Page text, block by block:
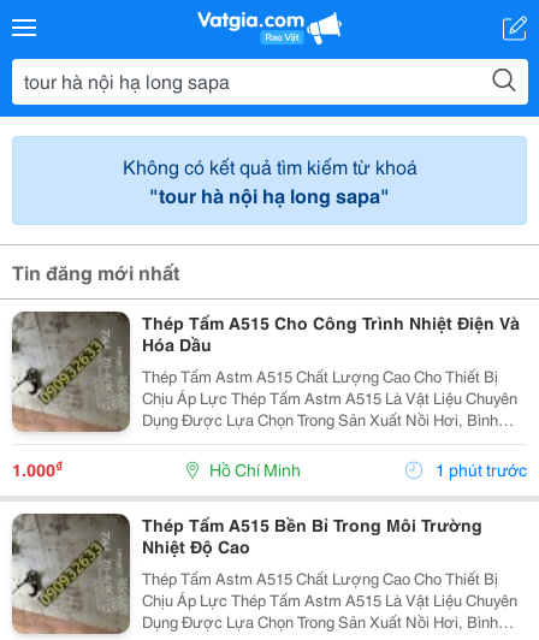
Không có kết quả tìm kiếm từ khoá
"tour hà nội hạ long sapa"
Tin đăng mới nhất
Thép Tấm A515 Cho Công Trình Nhiệt Điện Và
Hóa Dầu
Thép Tấm Astm A515 Chất Lượng Cao Cho Thiết Bị
Chịu Áp Lực Thép Tấm Astm A515 Là Vật Liệu Chuyên
Dụng Được Lựa Chọn Trong Sản Xuất Nồi Hơi, Bình
Chịu Áp, Bồn Chứa Công Nghiệp Và Các Thiết Bị Làm
Việc Ở Nhiệt Độ Cao. Với Khả Năng Chịu Áp Lực Tốt,
1.000₫ Hồ Chí Minh 1 phút trước
Thép Tấm A515 Bền Bỉ Trong Môi Trường
Nhiệt Độ Cao
Thép Tấm Astm A515 Chất Lượng Cao Cho Thiết Bị
Chịu Áp Lực Thép Tấm Astm A515 Là Vật Liệu Chuyên
Dụng Được Lựa Chọn Trong Sản Xuất Nồi Hơi, Bình